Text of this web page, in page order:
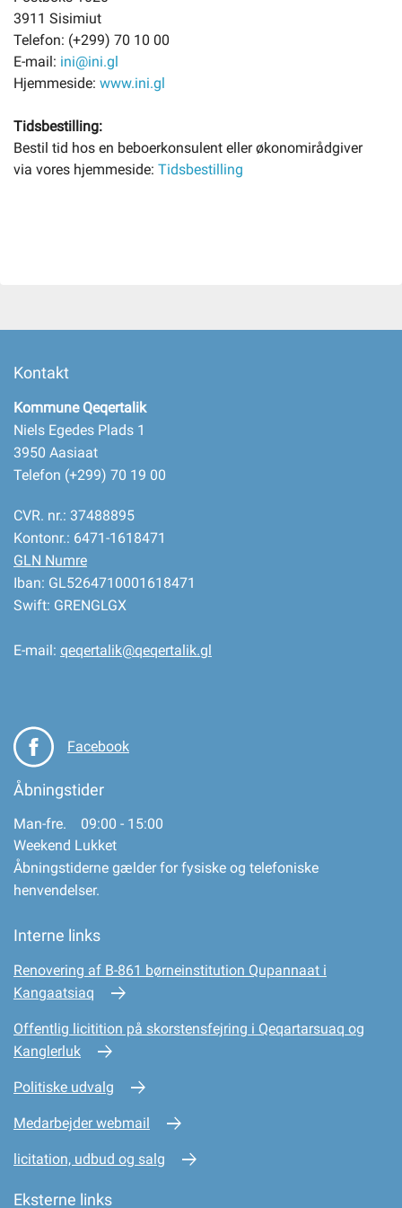
3911 Sisimiut
Telefon: (+299) 70 10 00
E-mail: ini@ini.gl
Hjemmeside: www.ini.gl
Tidsbestilling:
Bestil tid hos en beboerkonsulent eller økonomirådgiver
via vores hjemmeside: Tidsbestilling
Kontakt
Kommune Qeqertalik
Niels Egedes Plads 1
3950 Aasiaat
Telefon (+299) 70 19 00
CVR. nr.: 37488895
Kontonr.: 6471-1618471
GLN Numre
Iban: GL5264710001618471
Swift: GRENGLGX
E-mail: qeqertalik@qeqertalik.gl
Facebook
Åbningstider
Man-fre. 09:00 - 15:00
Weekend Lukket
Åbningstiderne gælder for fysiske og telefoniske
henvendelser.
Interne links
Renovering af B-861 børneinstitution Qupannaat i
Kangaatsiaq
Offentlig licitition på skorstensfejring i Qeqartarsuaq og
Kanglerluk
Politiske udvalg
Medarbejder webmail
licitation, udbud og salg
Eksterne links